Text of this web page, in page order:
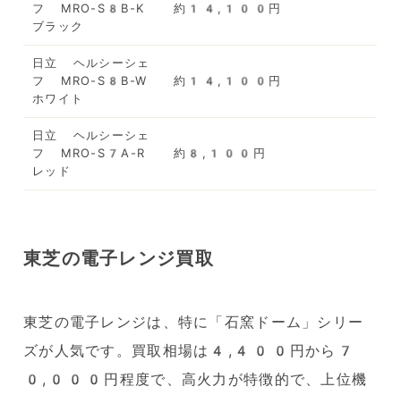
フ MRO-S8B-K
ブラック
約14,100円
日立 ヘルシーシェ
フ MRO-S8B-W
ホワイト
約14,100円
日立 ヘルシーシェ
フ MRO-S7A-R
レッド
約8,100円
東芝の電子レンジ買取
東芝の電子レンジは、特に「石窯ドーム」シリー
ズが人気です。買取相場は4,400円から7
0,000円程度で、高火力が特徴的で、上位機